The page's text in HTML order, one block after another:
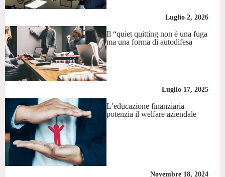
Luglio 2, 2026
Il “quiet quitting non è una fuga
ma una forma di autodifesa
Luglio 17, 2025
L’educazione finanziaria
potenzia il welfare aziendale
Novembre 18, 2024